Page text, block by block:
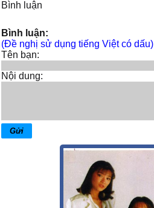
Bình luận
Bình luận:
(Đề nghị sử dụng tiếng Việt có dấu)
Tên bạn:
Nội dung: